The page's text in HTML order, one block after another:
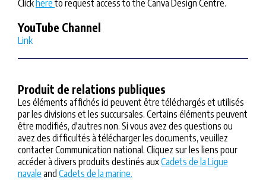
Click here to request access to the Canva Design Centre.
YouTube Channel
Link
Produit de relations publiques
Les éléments affichés ici peuvent être téléchargés et utilisés
par les divisions et les succursales. Certains éléments peuvent
être modifiés, d'autres non. Si vous avez des questions ou
avez des difficultés à télécharger les documents, veuillez
contacter Communication national. Cliquez sur les liens pour
accéder à divers produits destinés auxCadets de la Ligue
navale and Cadets de la marine.